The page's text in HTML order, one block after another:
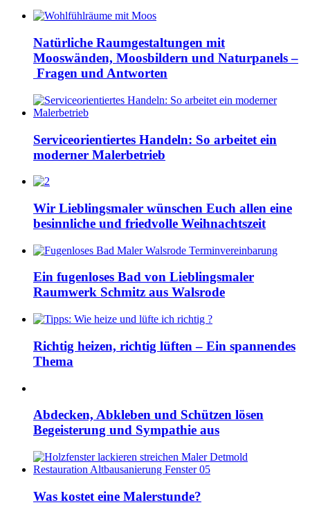
Natürliche Raumgestaltungen mit
Mooswänden, Moosbildern und Naturpanels –
Fragen und Antworten
Serviceorientiertes Handeln: So arbeitet ein
moderner Malerbetrieb
Wir Lieblingsmaler wünschen Euch allen eine
besinnliche und friedvolle Weihnachtszeit
Ein fugenloses Bad von Lieblingsmaler
Raumwerk Schmitz aus Walsrode
Richtig heizen, richtig lüften – Ein spannendes
Thema
Abdecken, Abkleben und Schützen lösen
Begeisterung und Sympathie aus
Was kostet eine Malerstunde?